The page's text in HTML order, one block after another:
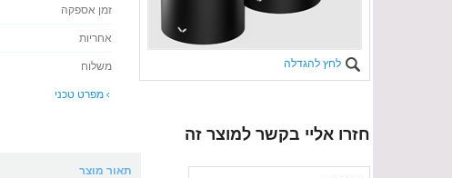
לחץ להגדלה
זמן אספקה
אחריות
משלוח
מפרט טכני
חזרו אליי בקשר למוצר זה
תאור מוצר